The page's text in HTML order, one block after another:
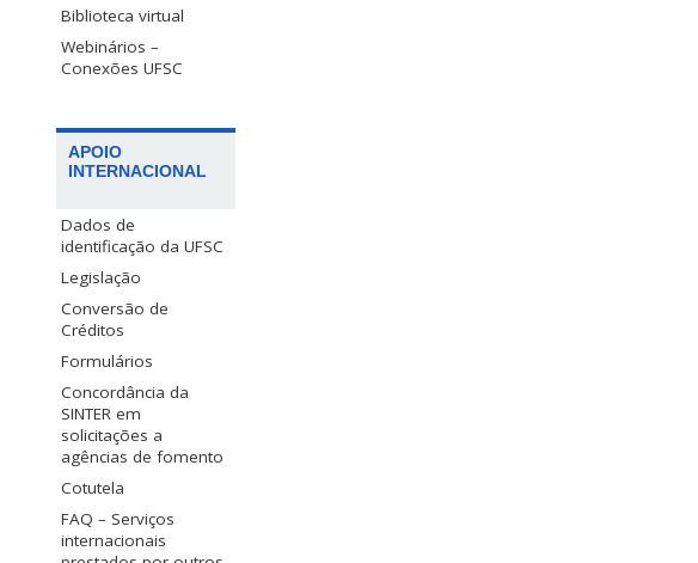
Biblioteca virtual
Webinários –
Conexões UFSC
APOIO
INTERNACIONAL
Dados de
identificação da UFSC
Legislação
Conversão de
Créditos
Formulários
Concordância da
SINTER em
solicitações a
agências de fomento
Cotutela
FAQ – Serviços
internacionais